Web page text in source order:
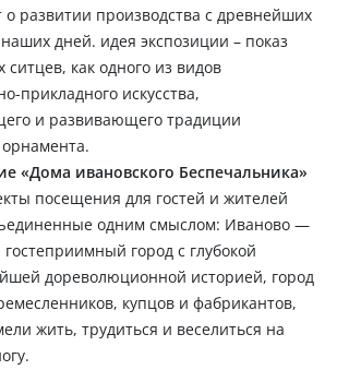
о развитии производства с древнейших
дней. идея экспозиции – показ
ситцев, как одного из видов
прикладного искусства,
и развивающего традиции
«Дома ивановского Беспечальника»
посещения для гостей и жителей
одним смыслом: Иваново —
город с глубокой
дореволюционной историей, город
купцов и фабрикантов,
жить, трудиться и веселиться на